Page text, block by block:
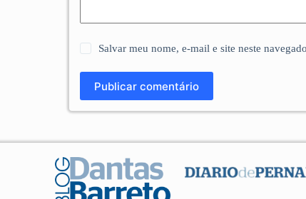
Salvar meu nome, e-mail e site neste
Publicar comentário